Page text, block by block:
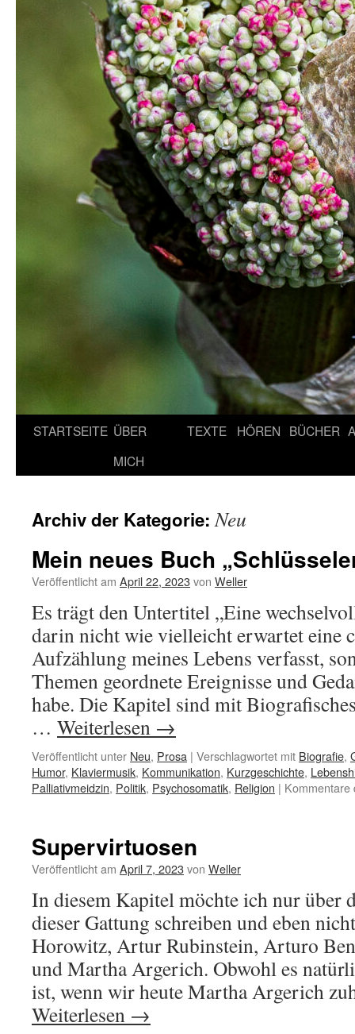
STARTSEITE ÜBER
MICH
TEXTE HÖREN BÜCHER
Archiv der Kategorie:Neu
Mein neues Buch
Veröffentlicht am April 22, 2023von Weller
Es trägt den Untertitel „Eine
darin nicht wie vielleicht erwartet eine
Aufzählung meines Lebens verfasst,
Themen geordnete Ereignisse und
habe. Die Kapitel sind mit
… Weiterlesen →
Veröffentlicht unter Neu, Prosa | Verschlagwortet mit Biografie,
Humor, Klaviermusik, Kommunikation, Kurzgeschichte,
Palliativmeidzin, Politik, Psychosomatik, Religion | Kommentare
Supervirtuosen
Veröffentlicht am April 7, 2023von Weller
In diesem Kapitel möchte ich nur über
dieser Gattung schreiben und eben
Horowitz, Artur Rubinstein, Arturo
und Martha Argerich. Obwohl es
ist, wenn wir heute Martha Argerich
Weiterlesen →